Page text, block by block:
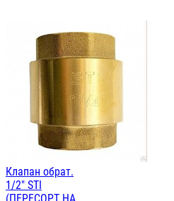
Клапан обрат.
1/2" STI